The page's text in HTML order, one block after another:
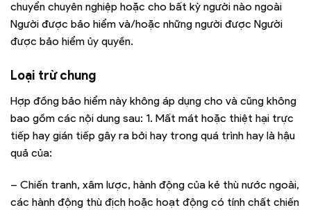
chuyển chuyên nghiệp hoặc cho bất kỳ người nào ngoài
Người được bảo hiểm và/hoặc những người được Người
được bảo hiểm ủy quyền.
Loại trừ chung
Hợp đồng bảo hiểm này không áp dụng cho và cũng không
bao gồm các nội dung sau: 1. Mất mát hoặc thiệt hại trực
tiếp hay gián tiếp gây ra bởi hay trong quá trình hay là hậu
quả của:
– Chiến tranh, xâm lược, hành động của kẻ thù nước ngoài,
các hành động thù địch hoặc hoạt động có tính chất chiến